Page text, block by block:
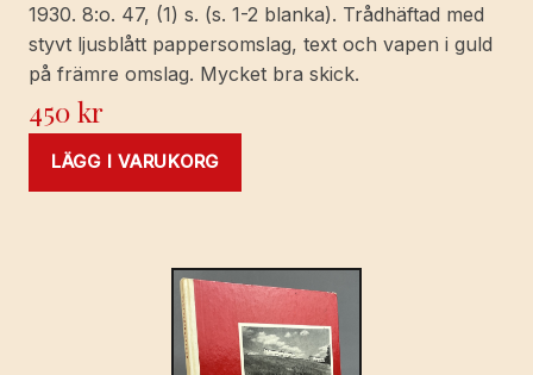
1930. 8:o. 47, (1) s. (s. 1-2 blanka). Trådhäftad med
styvt ljusblått pappersomslag, text och vapen i guld
på främre omslag. Mycket bra skick.
450kr
LÄGG I VARUKORG